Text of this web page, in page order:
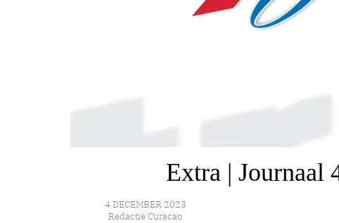
Extra | Journaal
4 DECEMBER 2023
Redactie Curacao